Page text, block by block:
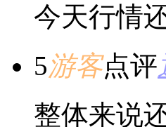
今天行情
5游客点评
整体来说